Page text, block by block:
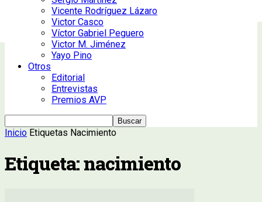
Vicente Rodríguez Lázaro
Victor Casco
Víctor Gabriel Peguero
Victor M. Jiménez
Yayo Pino
Otros
Editorial
Entrevistas
Premios AVP
Inicio Etiquetas Nacimiento
Etiqueta: nacimiento